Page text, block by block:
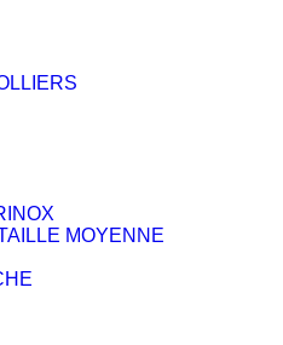
MOYENNE